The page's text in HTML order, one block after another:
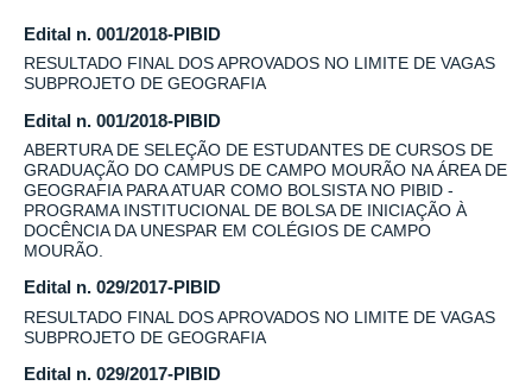
Edital n. 001/2018-PIBID
RESULTADO FINAL DOS APROVADOS NO LIMITE DE VAGAS
SUBPROJETO DE GEOGRAFIA
Edital n. 001/2018-PIBID
ABERTURA DE SELEÇÃO DE ESTUDANTES DE CURSOS DE
GRADUAÇÃO DO CAMPUS DE CAMPO MOURÃO NA ÁREA DE
GEOGRAFIA PARA ATUAR COMO BOLSISTA NO PIBID -
PROGRAMA INSTITUCIONAL DE BOLSA DE INICIAÇÃO À
DOCÊNCIA DA UNESPAR EM COLÉGIOS DE CAMPO
MOURÃO.
Edital n. 029/2017-PIBID
RESULTADO FINAL DOS APROVADOS NO LIMITE DE VAGAS
SUBPROJETO DE GEOGRAFIA
Edital n. 029/2017-PIBID